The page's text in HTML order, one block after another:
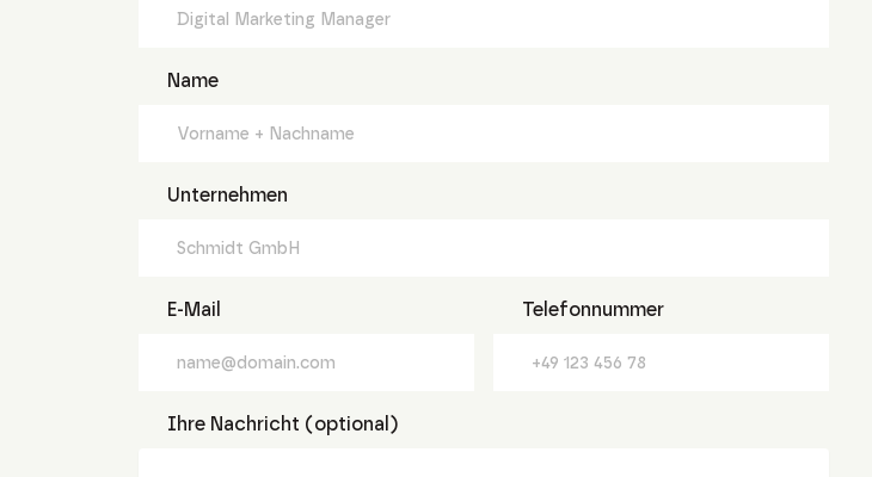
Name
Unternehmen
E-Mail Telefonnummer
Ihre Nachricht (optional)